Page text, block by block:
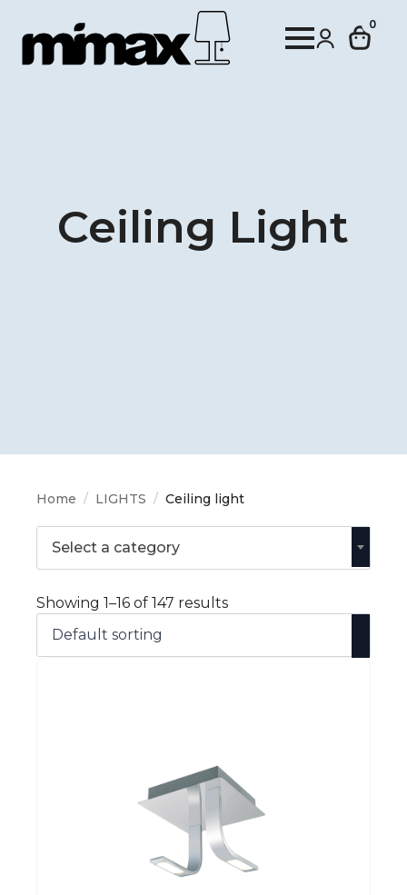
0
Ceiling Light
Home LIGHTS Ceiling light
Select a category
Showing 1–16 of 147 results